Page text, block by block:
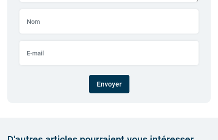
Envoyer